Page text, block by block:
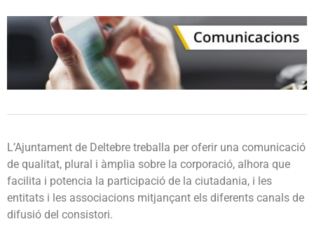
L’Ajuntament de Deltebre treballa per oferir una comunicació
de qualitat, plural i àmplia sobre la corporació, alhora que
facilita i potencia la participació de la ciutadania, i les
entitats i les associacions mitjançant els diferents canals de
difusió del consistori.